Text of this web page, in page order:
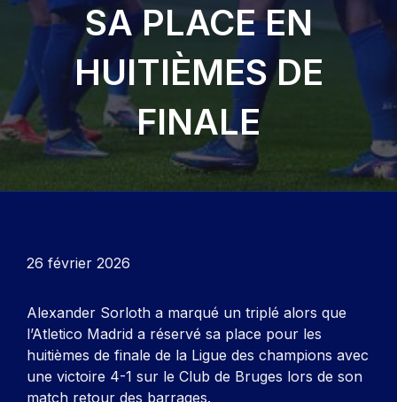
SA PLACE EN
HUITIÈMES DE
FINALE
26 février 2026
Alexander Sorloth a marqué un triplé alors que
l’Atletico Madrid a réservé sa place pour les
huitièmes de finale de la Ligue des champions avec
une victoire 4-1 sur le Club de Bruges lors de son
match retour des barrages.